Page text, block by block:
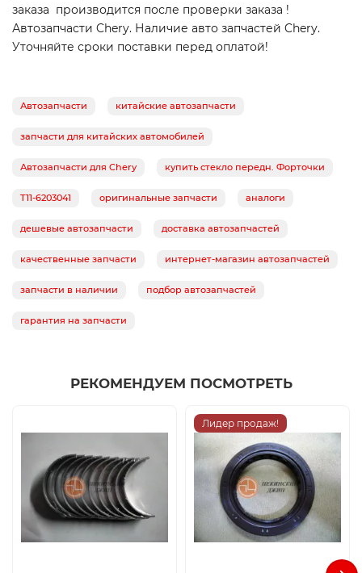
заказа производится после проверки заказа !
Автозапчасти Chery. Наличие авто запчастей Chery.
Уточняйте сроки поставки перед оплатой!
Автозапчасти китайские автозапчасти
запчасти для китайских автомобилей
Автозапчасти для Chery купить стекло передн. Форточки
T11-6203041 оригинальные запчасти аналоги
дешевые автозапчасти доставка автозапчастей
качественные запчасти интернет-магазин автозапчастей
запчасти в наличии подбор автозапчастей
гарантия на запчасти
РЕКОМЕНДУЕМ ПОСМОТРЕТЬ
Лидер продаж!